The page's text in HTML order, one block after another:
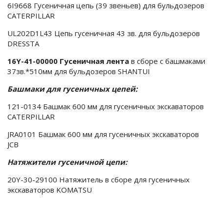
6I9668 Гусеничная цепь (39 звеньев) для бульдозеров
CATERPILLAR
UL202D1L43 Цепь гусеничная 43 зв. для бульдозеров
DRESSTA
16Y-41-00000 Гусеничная лента в сборе с башмаками
37зв.*510мм для бульдозеров SHANTUI
Башмаки для гусеничных цепей:
121-0134 Башмак 600 мм для гусеничных экскаваторов
CATERPILLAR
JRA0101 Башмак 600 мм для гусеничных экскаваторов
JCB
Натяжители гусеничной цепи:
20Y-30-29100 Натяжитель в сборе для гусеничных
экскаваторов KOMATSU